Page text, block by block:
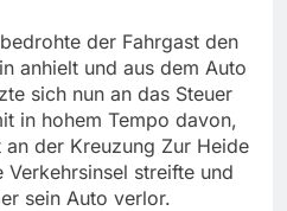
der Fahrgast den
anhielt und aus dem Auto
sich nun an das Steuer
in hohem Tempo davon,
der Kreuzung Zur Heide
streifte und
sein Auto verlor.